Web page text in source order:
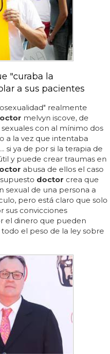
"curaba la
a sus pacientes
realmente
melvyn iscove, de
con al mínimo dos
a la vez que intentaba
si ya de por si la terapia de
y puede crear traumas en
abusa de ellos el caso
doctor crea que
sexual de una persona a
pero está claro que solo
sus convicciones
el dinero que pueden
el peso de la ley sobre